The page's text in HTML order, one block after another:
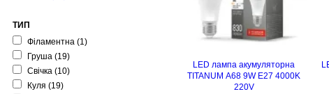
ТИП
Філаментна (1)
Груша (19)
Свічка (10)
Куля (19)
LED лампа акумуляторна
TITANUM A68 9W E27 4000K
220V